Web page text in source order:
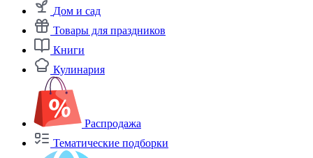
Дом и сад
Товары для праздников
Книги
Кулинария
Распродажа
Тематические подборки